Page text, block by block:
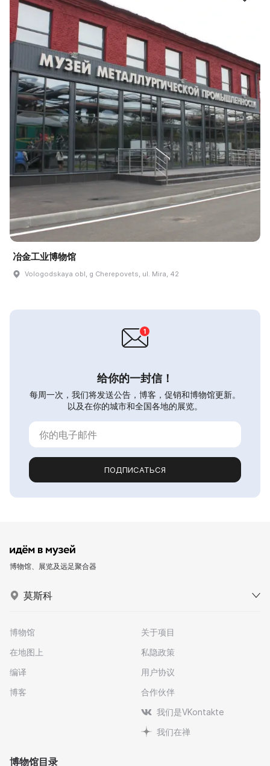
冶金工业博物馆
Vologodskaya obl, g Cherepovets, ul. Mira, 42
给你的一封信！
每周一次，我们将发送公告，博客，促销和博物馆更新。
以及在你的城市和全国各地的展览。
ПОДПИСАТЬСЯ
博物馆、展览及远足聚合器
莫斯科
博物馆
在地图上
编译
博客
关于项目
私隐政策
用户协议
合作伙伴
我们是VKontakte
我们在禅
博物馆目录